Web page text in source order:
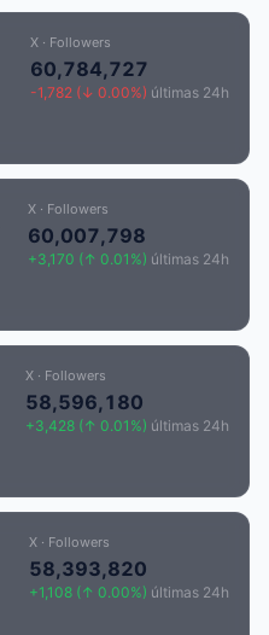
X · Followers
60,784,727
-1,782 (↓ 0.00%) últimas 24h
X · Followers
60,007,798
+3,170 (↑ 0.01%) últimas 24h
X · Followers
58,596,180
+3,428 (↑ 0.01%) últimas 24h
X · Followers
58,393,820
+1,108 (↑ 0.00%) últimas 24h